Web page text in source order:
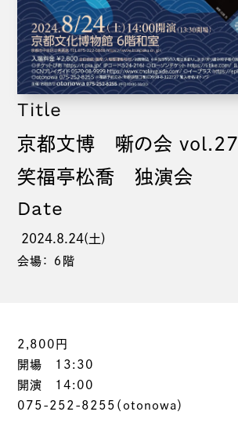
Title
京都文博 噺の会 vol.27
笑福亭松喬 独演会
Date
2024.8.24(土)
会場： ６階
2,800円
開場 13:30
開演 14:00
075-252-8255（otonowa）